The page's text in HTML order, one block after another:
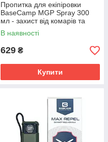
Пропитка для екіпіровки
BaseCamp MGP Spray 300
мл - захист від комарів та
кліщів
В наявності
629 ₴
Купити